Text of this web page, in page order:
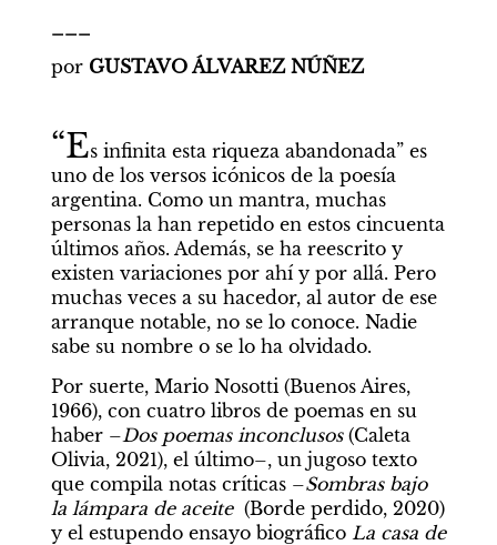
por GUSTAVO ÁLVAREZ NÚÑEZ
“Es infinita esta riqueza abandonada” es
uno de los versos icónicos de la poesía
argentina. Como un mantra, muchas
personas la han repetido en estos cincuenta
últimos años. Además, se ha reescrito y
existen variaciones por ahí y por allá. Pero
muchas veces a su hacedor, al autor de ese
arranque notable, no se lo conoce. Nadie
sabe su nombre o se lo ha olvidado.
Por suerte, Mario Nosotti (Buenos Aires,
1966), con cuatro libros de poemas en su
haber –Dos poemas inconclusos (Caleta
Olivia, 2021), el último–, un jugoso texto
que compila notas críticas –Sombras bajo
la lámpara de aceite (Borde perdido, 2020)
y el estupendo ensayo biográfico La casa de